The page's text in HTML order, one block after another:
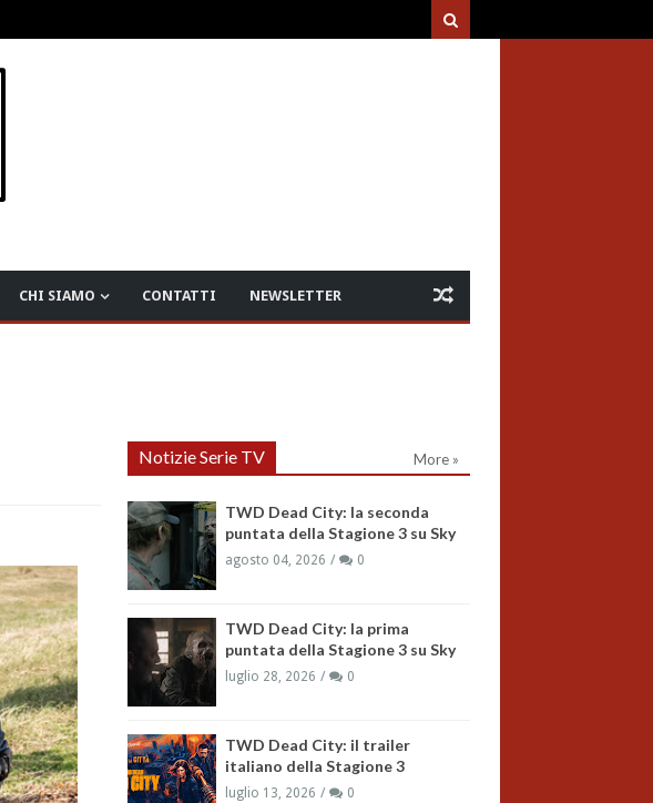
CHI SIAMO CONTATTI NEWSLETTER
Notizie Serie TV More »
TWD Dead City: la seconda
puntata della Stagione 3 su Sky
agosto 04, 2026 0
TWD Dead City: la prima
puntata della Stagione 3 su Sky
luglio 28, 2026 0
TWD Dead City: il trailer
italiano della Stagione 3
luglio 13, 2026 0